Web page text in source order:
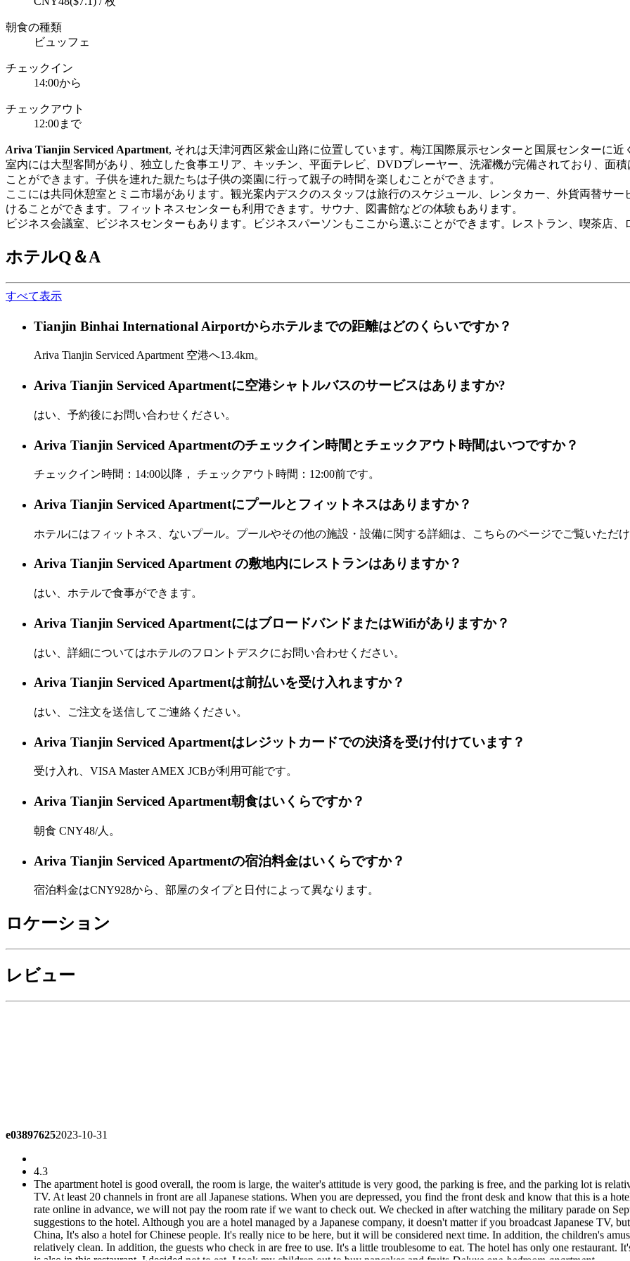
朝食の種類
ビュッフェ
チェックイン
14:00から
チェックアウト
12:00まで
Ariva Tianjin Serviced Apartment, それは天津河西区紫金山路に位置しています。梅江国際展示センターと国展センターに
室内には大型客間があり、独立した食事エリア、キッチン、平面テレビ、DVDプレーヤー、洗濯機が完備されており、面
ことができます。子供を連れた親たちは子供の楽園に行って親子の時間を楽しむことができます。
ここには共同休憩室とミニ市場があります。観光案内デスクのスタッフは旅行のスケジュール、レンタカー、外貨両替サ
けることができます。フィットネスセンターも利用できます。サウナ、図書館などの体験もあります。
ビジネス会議室、ビジネスセンターもあります。ビジネスパーソンもここから選ぶことができます。レストラン、喫茶店
ホテルQ＆A
すべて表示
Tianjin Binhai International Airportからホテルまでの距離はどのくらいですか？
Ariva Tianjin Serviced Apartment 空港へ13.4km。
Ariva Tianjin Serviced Apartmentに空港シャトルバスのサービスはありますか?
はい、予約後にお問い合わせください。
Ariva Tianjin Serviced Apartmentのチェックイン時間とチェックアウト時間はいつですか？
チェックイン時間：14:00以降， チェックアウト時間：12:00前です。
Ariva Tianjin Serviced Apartmentにプールとフィットネスはありますか？
ホテルにはフィットネス、ないプール。プールやその他の施設・設備に関する詳細は、こちらのページでご覧いただ
Ariva Tianjin Serviced Apartment の敷地内にレストランはありますか？
はい、ホテルで食事ができます。
Ariva Tianjin Serviced ApartmentにはブロードバンドまたはWifiがありますか？
はい、詳細についてはホテルのフロントデスクにお問い合わせください。
Ariva Tianjin Serviced Apartmentは前払いを受け入れますか？
はい、ご注文を送信してご連絡ください。
Ariva Tianjin Serviced Apartmentはレジットカードでの決済を受け付けています？
受け入れ、VISA Master AMEX JCBが利用可能です。
Ariva Tianjin Serviced Apartment朝食はいくらですか？
朝食 CNY48/人。
Ariva Tianjin Serviced Apartmentの宿泊料金はいくらですか？
宿泊料金はCNY928から、部屋のタイプと日付によって異なります。
ロケーション
レビュー
The apartment hotel is good overall, the room is large, the waiter's attitude is very good, the parking is free, and the parking lot is
TV. At least 20 channels in front are all Japanese stations. When you are depressed, you find the front desk and know that this is a
rate online in advance, we will not pay the room rate if we want to check out. We checked in after watching the military parade on
suggestions to the hotel. Although you are a hotel managed by a Japanese company, it doesn't matter if you broadcast Japanese TV,
China, It's also a hotel for Chinese people. It's really nice to be here, but it will be considered next time. In addition, the children's
relatively clean. In addition, the guests who check in are free to use. It's a little troublesome to eat. The hotel has only one restaurant.
is also in this restaurant. I decided not to eat. I took my children out to buy pancakes and fruits.Deluxe one-bedroom apartment